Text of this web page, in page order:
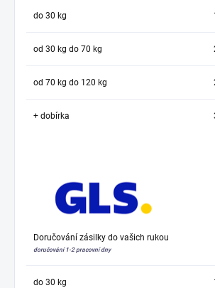
do 30 kg
od 30 kg do 70 kg
od 70 kg do 120 kg
+ dobírka
Doručování zásilky do vašich rukou
doručování 1-2 pracovní dny
do 30 kg